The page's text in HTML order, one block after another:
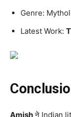
Genre:
Latest Work:
Amishने Indian